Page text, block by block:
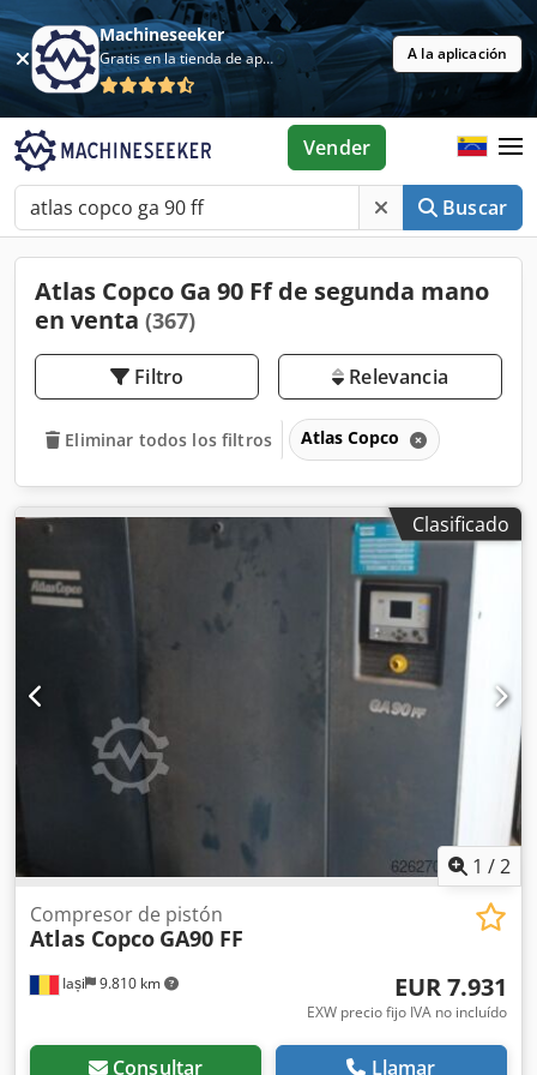
Machineseeker
Gratis en la tienda de aplicaciones A la aplicación
Buscar
Vender
Atlas Copco Ga 90 Ff de segunda mano
en venta (367)
Filtro Relevancia
Eliminar todos los filtros Atlas Copco
Clasificado
1 /2
Iași 9.810 km
Compresor de pistón
Atlas Copco GA90 FF
EUR 7.931
EXW precio fijo IVA no incluído
Consultar Llamar